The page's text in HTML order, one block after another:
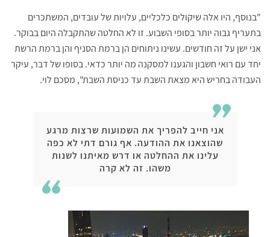
"בנוסף, היו אלה שיקולים כלכליים, עלויות של עובדים, המשתכרים
בתעריף גבוה יותר בסופי השבוע. זו לא החלטה שהתקבלה היום בבוקר.
אני ישן על זה חודשים. עשינו ניתוחים הן ברמת הסניף והן ברמת הרשת
יחד עם רואי חשבון והגענו למסקנה מה יותר כדאי. בסופו של דבר, עיקר
העבודה בחריש היא מצאת השבת עד כניסת השבת", מסכם לוי.
אני חייב להפריך את השמועות שרצות מרגע
שהוצאנו את ההודעה. אף גורם דתי לא כפה
עלינו את ההחלטה או דרש מאיתנו לשנות
משהו. זה לא קרה